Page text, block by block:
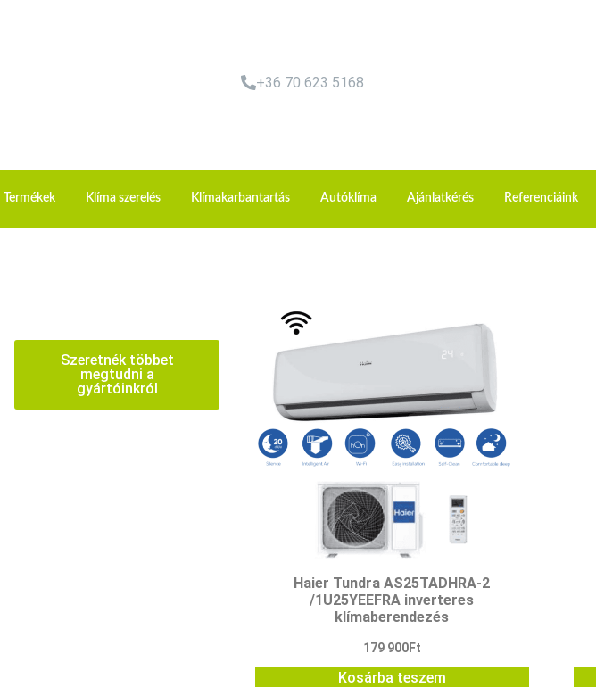
+36 70 623 5168
Termékek Klíma szerelés Klímakarbantartás Autóklíma Ajánlatkérés Referenciáink
Szeretnék többet
megtudni a
gyártóinkról
Haier Tundra AS25TADHRA-2
/1U25YEEFRA inverteres
klímaberendezés
179 900Ft
Kosárba teszem